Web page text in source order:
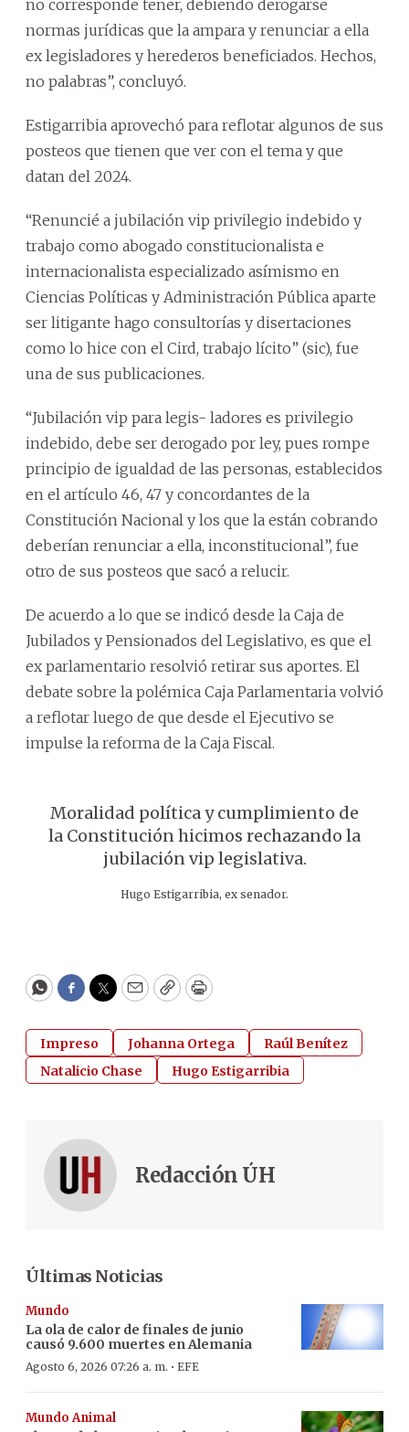
no corresponde tener, debiendo derogarse
normas jurídicas que la ampara y renunciar a ella
ex legisladores y herederos beneficiados. Hechos,
no palabras”, concluyó.
Estigarribia aprovechó para reflotar algunos de sus
posteos que tienen que ver con el tema y que
datan del 2024.
“Renuncié a jubilación vip privilegio indebido y
trabajo como abogado constitucionalista e
internacionalista especializado asímismo en
Ciencias Políticas y Administración Pública aparte
ser litigante hago consultorías y disertaciones
como lo hice con el Cird, trabajo lícito” (sic), fue
una de sus publicaciones.
“Jubilación vip para legis- ladores es privilegio
indebido, debe ser derogado por ley, pues rompe
principio de igualdad de las personas, establecidos
en el artículo 46, 47 y concordantes de la
Constitución Nacional y los que la están cobrando
deberían renunciar a ella, inconstitucional”, fue
otro de sus posteos que sacó a relucir.
De acuerdo a lo que se indicó desde la Caja de
Jubilados y Pensionados del Legislativo, es que el
ex parlamentario resolvió retirar sus aportes. El
debate sobre la polémica Caja Parlamentaria volvió
a reflotar luego de que desde el Ejecutivo se
impulse la reforma de la Caja Fiscal.
Moralidad política y cumplimiento de
la Constitución hicimos rechazando la
jubilación vip legislativa.
Hugo Estigarribia, ex senador.
WhatsApp
Facebook
Twitter
EmailCopyPrint
Impreso Johanna Ortega
Raúl Benítez
Natalicio Chase
Hugo Estigarribia
Redacción ÚH
Últimas Noticias
Mundo
La ola de calor de finales de junio
causó 9.600 muertes en Alemania
Agosto 6, 2026 07:26 a. m. · EFE
Mundo Animal